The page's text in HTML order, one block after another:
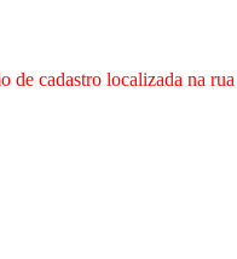
de cadastro localizada na